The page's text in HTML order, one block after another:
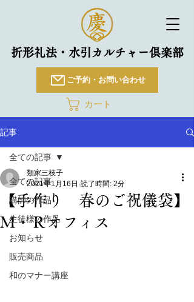
折形礼法・水引カルチャー倶楽部
ご予約・お問い合わせ
カート
記事
全ての記事
講師の作品
生徒様の作品
お知らせ
販売商品
和のマナー講座
全ての記事
【手作り 春のご祝儀袋】
M・Ｒオフィス
類家三枝子
2021年1月16日 読了時間: 2分